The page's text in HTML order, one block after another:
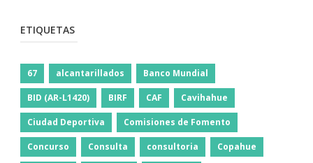
ETIQUETAS
67 alcantarillados Banco Mundial
BID (AR-L1420) BIRF CAF Cavihahue
Ciudad Deportiva Comisiones de Fomento
Concurso Consulta consultoria Copahue